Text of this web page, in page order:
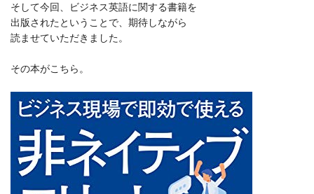
そして今回、ビジネス英語に関する書籍を
出版されたということで、期待しながら
読ませていただきました。
その本がこちら。